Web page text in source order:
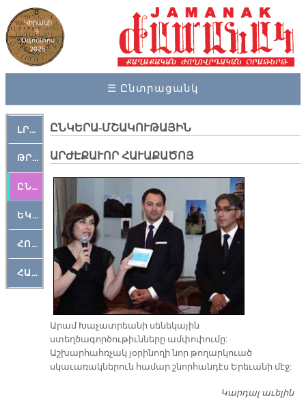
Կիրակի
9,
Օգոստոս
2026
☰ Ընտրացանկ
ԼՐԱՀՈՍ
ԹՐՔԱՀԱՅ ԿԵԱՆՔ
ԸՆԿԵՐԱՄՇԱԿՈՒԹԱՅԻՆ
ԵԿԵՂԵՑԱԿԱՆ
ՀՈԳԵՄՏԱՒՈՐ
ՀԱՐԹԱԿ
ԸՆԿԵՐԱ-ՄՇԱԿՈՒԹԱՅԻՆ
ԱՐԺԷՔԱՒՈՐ ՀԱՒԱՔԱԾՈՅ
Արամ Խաչատրեանի սենեկային
ստեղծագործութիւնները ամփոփումը:
Աշխարհահռչակ յօրինողի նոր թողարկուած
սկաւառակներուն համար շնորհանդէս Երեւանի մէջ:
Կարդալ աւելին